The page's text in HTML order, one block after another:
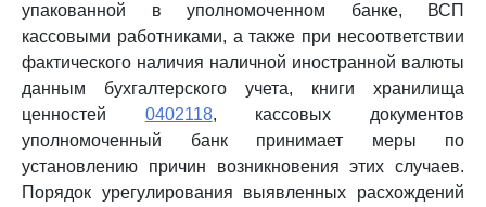
упакованной в уполномоченном банке, ВСП
кассовыми работниками, а также при несоответствии
фактического наличия наличной иностранной валюты
данным бухгалтерского учета, книги хранилища
ценностей 0402118, кассовых документов
уполномоченный банк принимает меры по
установлению причин возникновения этих случаев.
Порядок урегулирования выявленных расхождений